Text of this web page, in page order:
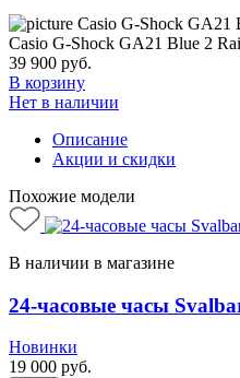
Casio G-Shock GA21 Blue 2
39 900 руб.
В корзину
Нет в наличии
Описание
Акции и скидки
Похожие модели
В наличии в магазине
24-часовые часы
Новинки
19 000 руб.